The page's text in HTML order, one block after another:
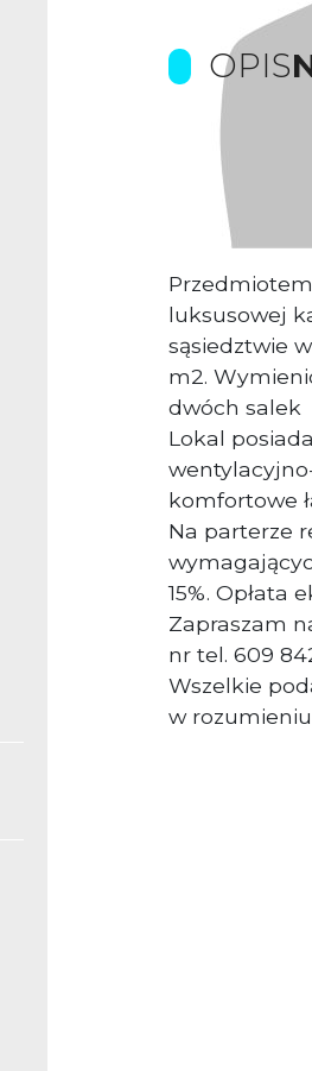
OPIS
rowizje
Fotografie
luksusowej
sąsiedztwie
m2.
dwóch salek
Lokal
komfortowe
Na parterze
15%. Opłata
Zapraszam
nr tel. 609
Wszelkie
w